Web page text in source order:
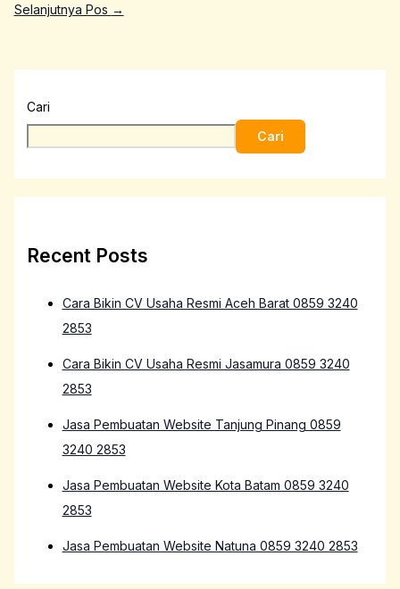
Selanjutnya Pos →
Cari
Cari
Recent Posts
Cara Bikin CV Usaha Resmi Aceh Barat 0859 3240
2853
Cara Bikin CV Usaha Resmi Jasamura 0859 3240
2853
Jasa Pembuatan Website Tanjung Pinang 0859
3240 2853
Jasa Pembuatan Website Kota Batam 0859 3240
2853
Jasa Pembuatan Website Natuna 0859 3240 2853